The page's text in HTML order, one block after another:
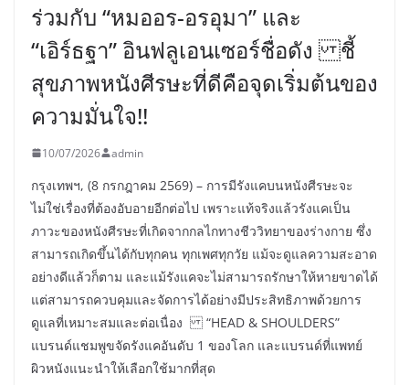
ร่วมกับ “หมออร-อรอุมา” และ
“เอิร์ธฐา” อินฟลูเอนเซอร์ชื่อดัง ชี้
สุขภาพหนังศีรษะที่ดีคือจุดเริ่มต้นของ
ความมั่นใจ!!
10/07/2026 admin
กรุงเทพฯ, (8 กรกฎาคม 2569) – การมีรังแคบนหนังศีรษะจะ
ไม่ใช่เรื่องที่ต้องอับอายอีกต่อไป เพราะแท้จริงแล้วรังแคเป็น
ภาวะของหนังศีรษะที่เกิดจากกลไกทางชีววิทยาของร่างกาย ซึ่ง
สามารถเกิดขึ้นได้กับทุกคน ทุกเพศทุกวัย แม้จะดูแลความสะอาด
อย่างดีแล้วก็ตาม และแม้รังแคจะไม่สามารถรักษาให้หายขาดได้
แต่สามารถควบคุมและจัดการได้อย่างมีประสิทธิภาพด้วยการ
ดูแลที่เหมาะสมและต่อเนื่อง “HEAD & SHOULDERS”
แบรนด์แชมพูขจัดรังแคอันดับ 1 ของโลก และแบรนด์ที่แพทย์
ผิวหนังแนะนำให้เลือกใช้มากที่สุด